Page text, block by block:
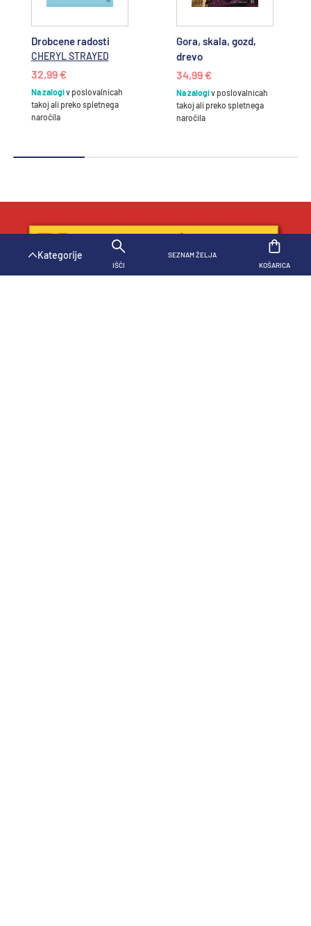
Kategorije
IŠČI
SEZNAM ŽELJA
KOŠARICA
SPECIFIKACIJEOPIS NAZAJ
Drobcene radosti
CHERYL STRAYED
32,99 €
Na zalogiv poslovalnicah
takoj ali preko spletnega
naročila
Gora, skala, gozd,
drevo
34,99 €
Na zalogiv poslovalnicah
takoj ali preko spletnega
naročila